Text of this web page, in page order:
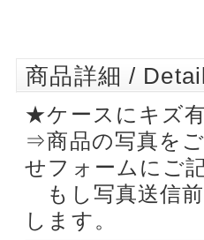
商品詳細 /
★ケースにキズ
⇒商品の写真を
せフォームにご
もし写真送信
します。